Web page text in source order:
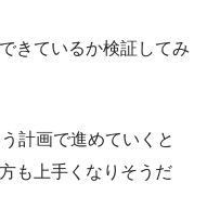
きているか検証してみ
計画で進めていくと
も上手くなりそうだ